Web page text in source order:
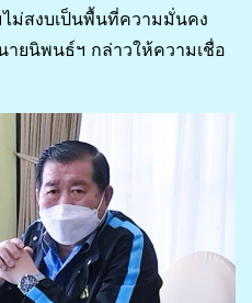
ม่สงบเป็นพื้นที่ความมั่นคง
ายนิพนธ์ฯ กล่าวให้ความเชื่อ